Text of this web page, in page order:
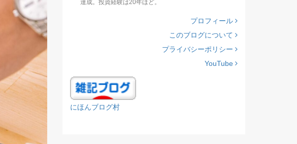
達成。投資経験は20年ほど。
プロフィール
このブログについて
プライバシーポリシー
YouTube
にほんブログ村